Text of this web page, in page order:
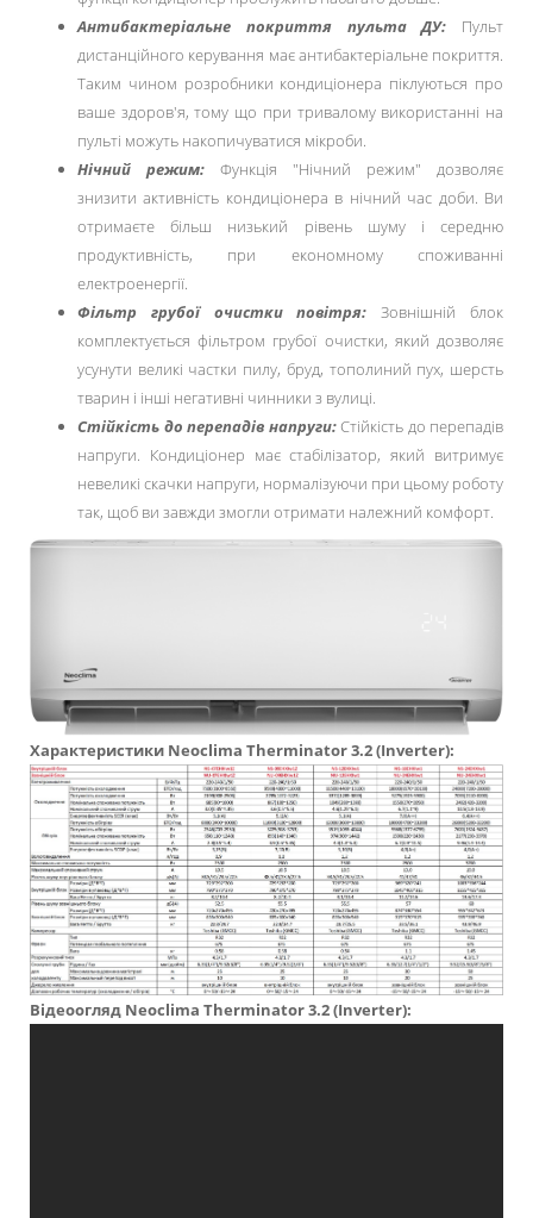
Антибактеріальне покриття пульта ДУ: Пульт
дистанційного керування має антибактеріальне покриття.
Таким чином розробники кондиціонера піклуються про
ваше здоров'я, тому що при тривалому використанні на
пульті можуть накопичуватися мікроби.
Нічний режим: Функція "Нічний режим" дозволяє
знизити активність кондиціонера в нічний час доби. Ви
отримаєте більш низький рівень шуму і середню
продуктивність, при економному споживанні
електроенергії.
Фільтр грубої очистки повітря: Зовнішній блок
комплектується фільтром грубої очистки, який дозволяє
усунути великі частки пилу, бруд, тополиний пух, шерсть
тварин і інші негативні чинники з вулиці.
Стійкість до перепадів напруги:Стійкість до перепадів
напруги. Кондиціонер має стабілізатор, який витримує
невеликі скачки напруги, нормалізуючи при цьому роботу
так, щоб ви завжди змогли отримати належний комфорт.
Характеристики Neoclima Therminator 3.2 (Inverter):
Відеоогляд Neoclima Therminator 3.2 (Inverter):